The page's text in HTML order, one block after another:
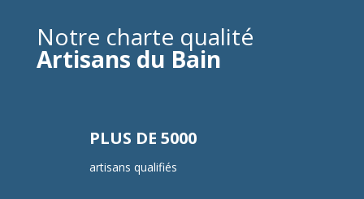
Notre charte qualité
Artisans du Bain
PLUS DE 5000
artisans qualifiés